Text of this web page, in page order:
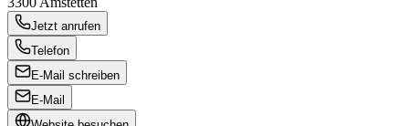
Jetzt anrufen
Telefon
E-Mail schreiben
E-Mail